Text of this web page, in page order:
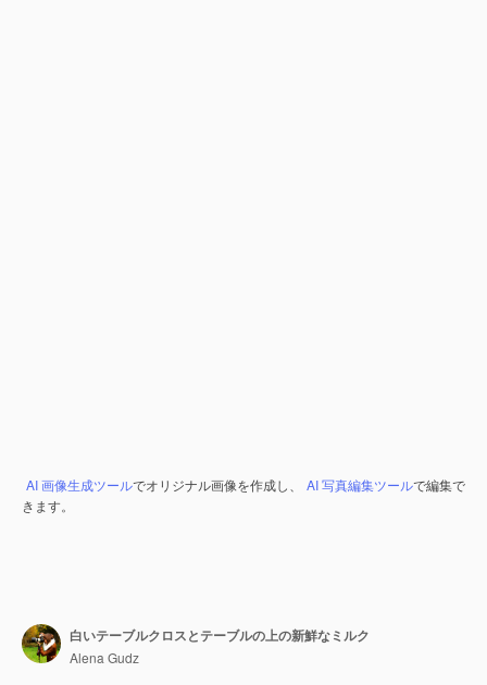
AI 画像生成ツールでオリジナル画像を作成し、 AI 写真編集ツールで編集で
きます。
白いテーブルクロスとテーブルの上の新鮮なミルク
Alena Gudz